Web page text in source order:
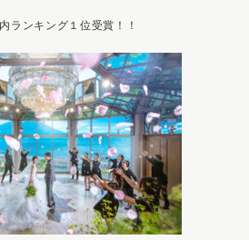
ランキング１位受賞！！